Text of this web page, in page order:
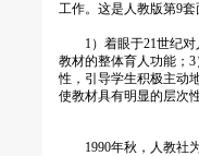
工作。这是人教版第9
1）着眼于21世纪对
教材的整体育人功能；
性，引导学生积极主动
使教材具有明显的层次
1990年秋，人教社为